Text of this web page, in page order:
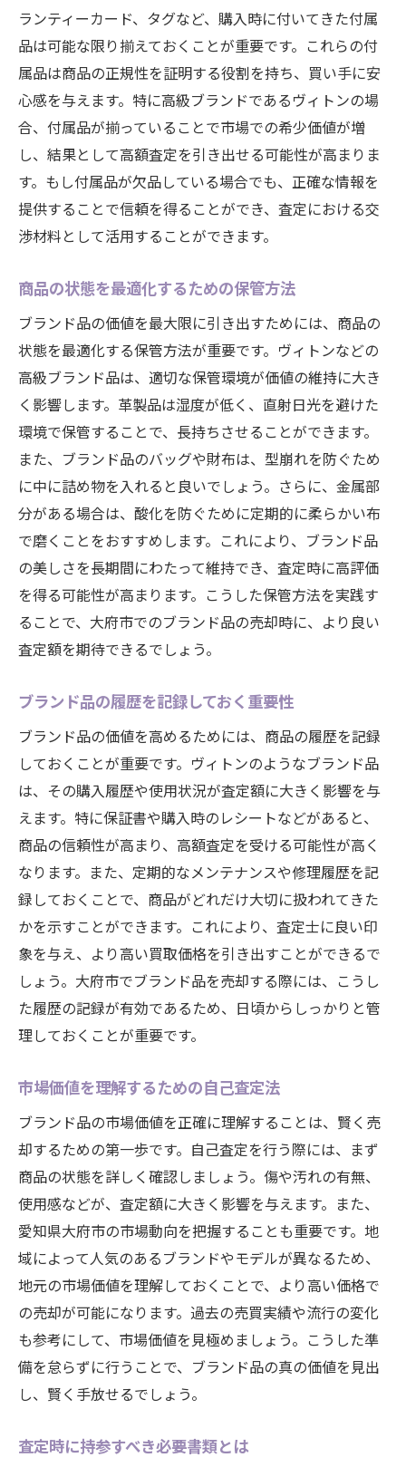
ランティーカード、タグなど、購入時に付いてきた付属
品は可能な限り揃えておくことが重要です。これらの付
属品は商品の正規性を証明する役割を持ち、買い手に安
心感を与えます。特に高級ブランドであるヴィトンの場
合、付属品が揃っていることで市場での希少価値が増
し、結果として高額査定を引き出せる可能性が高まりま
す。もし付属品が欠品している場合でも、正確な情報を
提供することで信頼を得ることができ、査定における交
渉材料として活用することができます。
商品の状態を最適化するための保管方法
ブランド品の価値を最大限に引き出すためには、商品の
状態を最適化する保管方法が重要です。ヴィトンなどの
高級ブランド品は、適切な保管環境が価値の維持に大き
く影響します。革製品は湿度が低く、直射日光を避けた
環境で保管することで、長持ちさせることができます。
また、ブランド品のバッグや財布は、型崩れを防ぐため
に中に詰め物を入れると良いでしょう。さらに、金属部
分がある場合は、酸化を防ぐために定期的に柔らかい布
で磨くことをおすすめします。これにより、ブランド品
の美しさを長期間にわたって維持でき、査定時に高評価
を得る可能性が高まります。こうした保管方法を実践す
ることで、大府市でのブランド品の売却時に、より良い
査定額を期待できるでしょう。
ブランド品の履歴を記録しておく重要性
ブランド品の価値を高めるためには、商品の履歴を記録
しておくことが重要です。ヴィトンのようなブランド品
は、その購入履歴や使用状況が査定額に大きく影響を与
えます。特に保証書や購入時のレシートなどがあると、
商品の信頼性が高まり、高額査定を受ける可能性が高く
なります。また、定期的なメンテナンスや修理履歴を記
録しておくことで、商品がどれだけ大切に扱われてきた
かを示すことができます。これにより、査定士に良い印
象を与え、より高い買取価格を引き出すことができるで
しょう。大府市でブランド品を売却する際には、こうし
た履歴の記録が有効であるため、日頃からしっかりと管
理しておくことが重要です。
市場価値を理解するための自己査定法
ブランド品の市場価値を正確に理解することは、賢く売
却するための第一歩です。自己査定を行う際には、まず
商品の状態を詳しく確認しましょう。傷や汚れの有無、
使用感などが、査定額に大きく影響を与えます。また、
愛知県大府市の市場動向を把握することも重要です。地
域によって人気のあるブランドやモデルが異なるため、
地元の市場価値を理解しておくことで、より高い価格で
の売却が可能になります。過去の売買実績や流行の変化
も参考にして、市場価値を見極めましょう。こうした準
備を怠らずに行うことで、ブランド品の真の価値を見出
し、賢く手放せるでしょう。
査定時に持参すべき必要書類とは